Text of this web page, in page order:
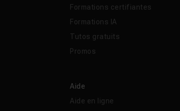
Formations certifiantes
Formations IA
Tutos gratuits
Promos
Aide
Aide en ligne